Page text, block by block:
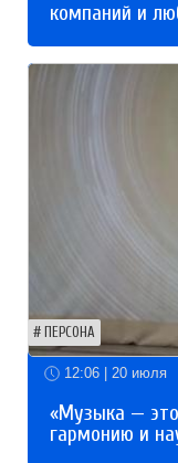
компаний и
ПЕРСОНА
12:06 | 20 июля
«Музыка —
гармонию и